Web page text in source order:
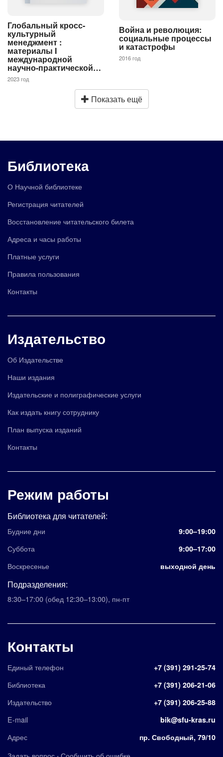
Глобальный кросс-
культурный
менеджмент :
материалы I
международной
научно-практической…
2023 год
Война и революция:
социальные процессы
и катастрофы
2016 год
Показать ещё
Библиотека
О Научной библиотеке
Регистрация читателей
Восстановление читательского билета
Адреса и часы работы
Платные услуги
Правила пользования
Контакты
Издательство
Об Издательстве
Наши издания
Издательские и полиграфические услуги
Как издать книгу сотруднику
План выпуска изданий
Контакты
Режим работы
Библиотека для читателей:
Будние дни 9:00–19:00
Суббота 9:00–17:00
Воскресенье выходной день
Подразделения:
8:30–17:00 (обед 12:30–13:00), пн-пт
Контакты
Единый телефон +7 (391) 291-25-74
Библиотека +7 (391) 206-21-06
Издательство +7 (391) 206-25-88
E-mail bik@sfu-kras.ru
Адрес пр. Свободный, 79/10